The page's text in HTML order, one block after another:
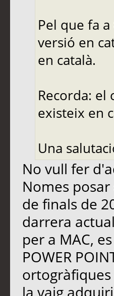
Pel que fa
versió en
en català.
Recorda: el
existeix en
Una
No vull fer
Nomes
de finals de
darrera
per a MAC,
POWER
ortogràfiques
la vaig